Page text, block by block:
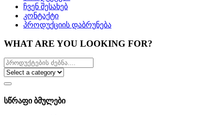
ჩვენ შესახებ
კონტაქტი
პროდუქციის დაბრუნება
WHAT ARE YOU LOOKING FOR?
სწრაფი ბმულები